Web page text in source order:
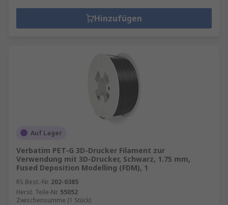
Hinzufügen
Auf Lager
Verbatim PET-G 3D-Drucker Filament zur
Verwendung mit 3D-Drucker, Schwarz, 1.75 mm,
Fused Deposition Modelling (FDM), 1
RS Best.-Nr. 202-0385
Herst. Teile-Nr. 55052
Zwischensumme (1 Stück)